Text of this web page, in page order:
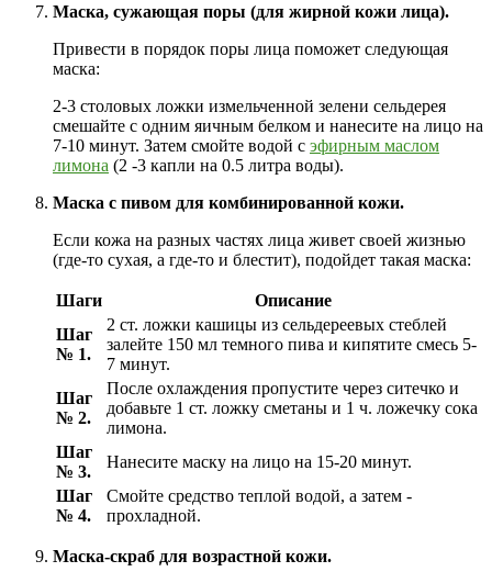
Маска, сужающая поры (для жирной кожи лица).
Привести в порядок поры лица поможет следующая
маска:
2-3 столовых ложки измельченной зелени сельдерея
смешайте с одним яичным белком и нанесите на лицо на
7-10 минут. Затем смойте водой с эфирным маслом
лимона (2 -3 капли на 0.5 литра воды).
Маска с пивом для комбинированной кожи.
Если кожа на разных частях лица живет своей жизнью
(где-то сухая, а где-то и блестит), подойдет такая маска:
Шаги
Описание
Шаг
№ 1.
2 ст. ложки кашицы из сельдереевых стеблей
залейте 150 мл темного пива и кипятите смесь 5-
7 минут.
Шаг
№ 2.
После охлаждения пропустите через ситечко и
добавьте 1 ст. ложку сметаны и 1 ч. ложечку сока
лимона.
Шаг
№ 3.
Нанесите маску на лицо на 15-20 минут.
Шаг
№ 4.
Смойте средство теплой водой, а затем -
прохладной.
Маска-скраб для возрастной кожи.